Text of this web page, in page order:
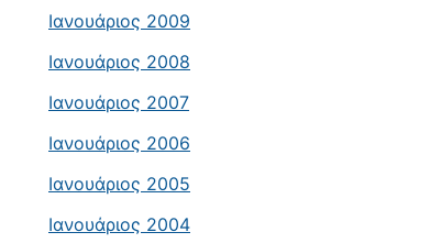
Ιανουάριος 2009
Ιανουάριος 2008
Ιανουάριος 2007
Ιανουάριος 2006
Ιανουάριος 2005
Ιανουάριος 2004